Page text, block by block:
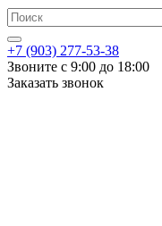
+7 (903) 277-53-38
Звоните с 9:00 до 18:00
Заказать звонок